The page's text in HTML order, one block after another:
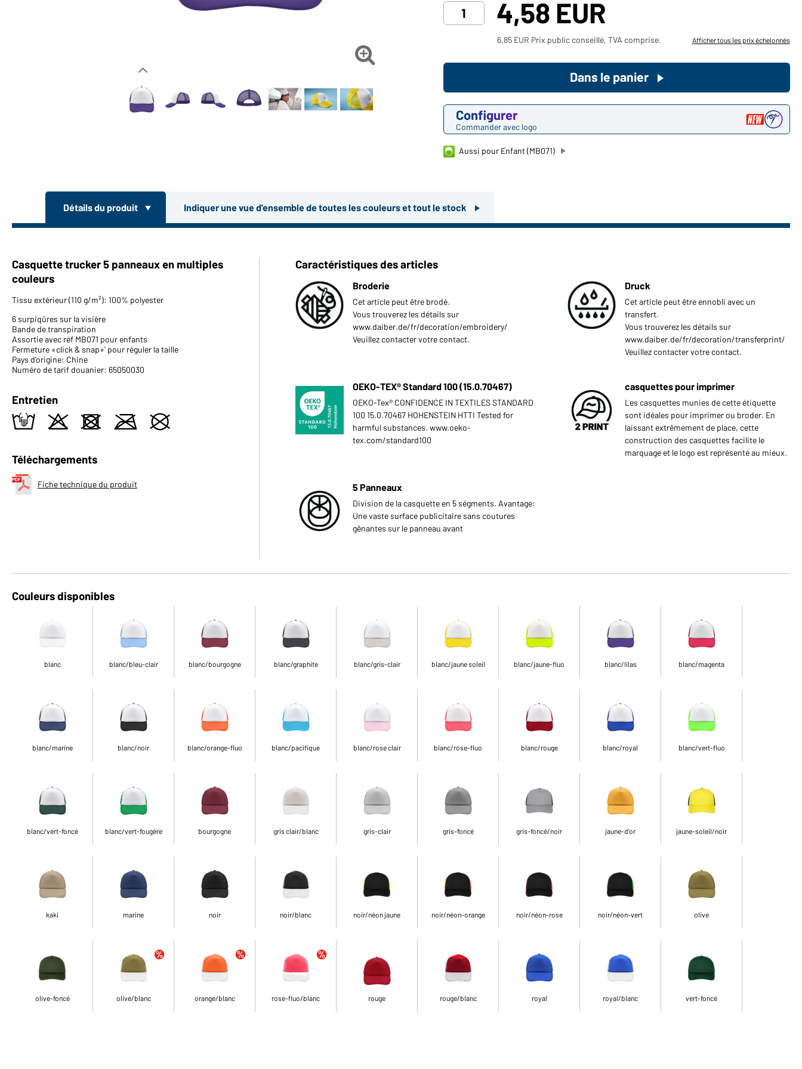
produits pour votre besoin privé?
Chemin d'accès au shop des
clients finaux

4,58 EUR
6,85 EUR Prix public conseillé, TVA comprise. Afficher tous les prix échelonnés
Configurer
Commander avec logo
Dans le panier
Aussi pour Enfant (MB071)
Détails du produit Indiquer une vue d'ensemble de toutes les couleurs et tout le stock
Casquette trucker 5 panneaux en multiples
couleurs
Tissu extérieur (110 g/m²): 100% polyester
6 surpiqûres sur la visière
Bande de transpiration
Assortie avec réf MB071 pour enfants
Fermeture «click & snap»' pour réguler la taille
Pays d'origine: Chine
Numéro de tarif douanier: 65050030
Entretien
t o d m U
Téléchargements
Fiche technique du produit
Caractéristiques des articles
Broderie
Cet article peut être brodé.
Vous trouverez les détails sur
www.daiber.de/fr/decoration/embroidery/
Veuillez contacter votre contact.
Druck
Cet article peut être ennobli avec un
transfert.
Vous trouverez les détails sur
www.daiber.de/fr/decoration/transferprint/
Veuillez contacter votre contact.
OEKO-TEX® Standard 100 (15.0.70467)
OEKO-Tex® CONFIDENCE IN TEXTILES STANDARD
100 15.0.70467 HOHENSTEIN HTTI Tested for
harmful substances. www.oeko-
tex.com/standard100
casquettes pour imprimer
Les casquettes munies de cette étiquette
sont idéales pour imprimer ou broder. En
laissant extrêmement de place, cette
construction des casquettes facilite le
marquage et le logo est représenté au mieux.
5 Panneaux
Division de la casquette en 5 ségments. Avantage:
Une vaste surface publicitaire sans coutures
gênantes sur le panneau avant
Couleurs disponibles
blanc blanc/bleu-clair blanc/bourgogne blanc/graphite blanc/gris-clair blanc/jaune soleil blanc/jaune-fluo blanc/lilas blanc/magenta
blanc/marine blanc/noir blanc/orange-fluo blanc/pacifique blanc/rose clair blanc/rose-fluo blanc/rouge blanc/royal blanc/vert-fluo
blanc/vert-foncé blanc/vert-fougère bourgogne gris clair/blanc gris-clair gris-foncé gris-foncé/noir jaune-d'or jaune-soleil/noir
kaki marine noir noir/blanc noir/néon jaune noir/néon-orange noir/néon-rose noir/néon-vert olive
olive-foncé olive/blanc orange/blanc rose-fluo/blanc rouge rouge/blanc royal royal/blanc vert-foncé